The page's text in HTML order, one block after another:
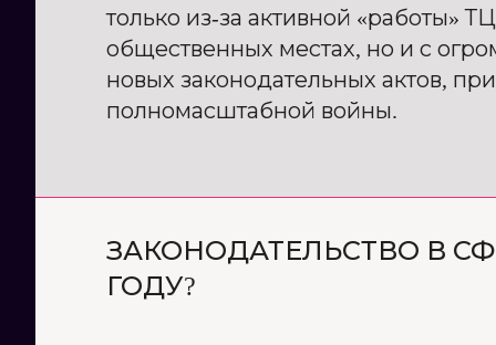
только из-за активной «работы»
общественных местах, но и с
новых законодательных актов,
полномасштабной войны.
ЗАКОНОДАТЕЛЬСТВО В
ГОДУ?